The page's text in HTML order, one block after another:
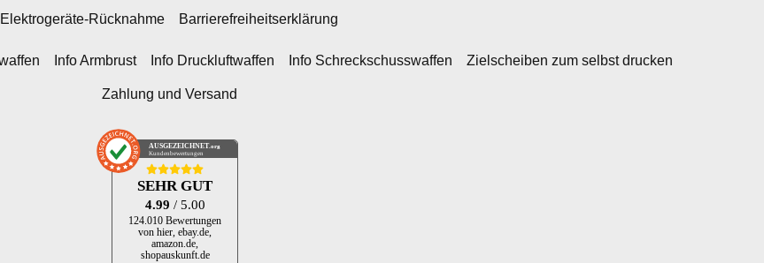
Elektrogeräte-Rücknahme Barrierefreiheitserklärung
Info Armbrust Info Druckluftwaffen Info Schreckschusswaffen Zielscheiben zum selbst drucken
Zahlung und Versand
AUSGEZEICHNET .org
Kundenbewertungen
SEHR GUT
4.99 / 5.00
124.010 Bewertungen
von hier, ebay.de,
amazon.de,
shopauskunft.de